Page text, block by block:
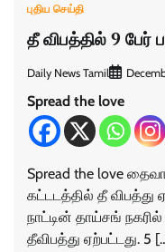
புதிய செய்தி
தீ விபத்தில் 9 பேர்
Daily News Tamil
Spread the love
Spread the love
கட்டடத்தில் தீ விபத்து
நாட்டின் தாய்சங்
தீவிபத்து ஏற்பட்டது. 5